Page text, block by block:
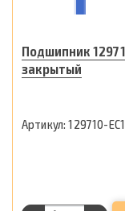
Подшипник
закрытый
129710-